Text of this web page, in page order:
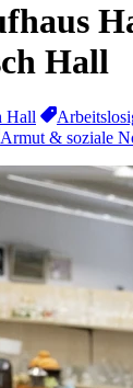
Hall
Hall
Armut & soziale